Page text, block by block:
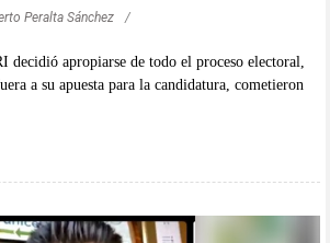
Peralta Sánchez
decidió apropiarse de todo el proceso electoral,
a su apuesta para la candidatura, cometieron